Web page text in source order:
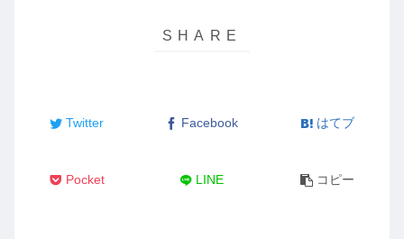
Twitter Facebook はてブ
Pocket LINE コピー